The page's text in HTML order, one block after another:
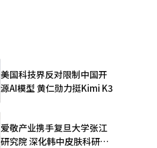
美国科技界反对限制中国开
源AI模型 黄仁勋力挺Kimi K3
爱敬产业携手复旦大学张江
研究院 深化韩中皮肤科研合